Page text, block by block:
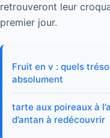
retrouveront leur
premier jour.
Fruit en v : quels
absolument
tarte aux poireaux à
d’antan à redécouvrir